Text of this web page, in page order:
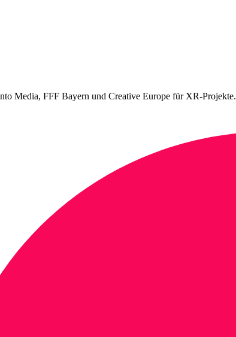
Media, FFF Bayern und Creative Europe für XR-Projekte.